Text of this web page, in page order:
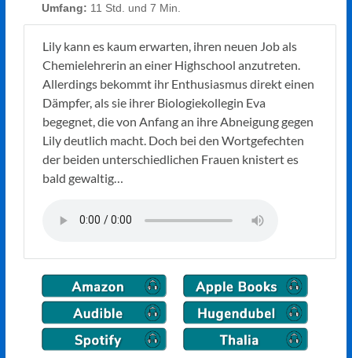
Umfang: 11 Std. und 7 Min.
Lily kann es kaum erwarten, ihren neuen Job als
Chemielehrerin an einer Highschool anzutreten.
Allerdings bekommt ihr Enthusiasmus direkt einen
Dämpfer, als sie ihrer Biologiekollegin Eva
begegnet, die von Anfang an ihre Abneigung gegen
Lily deutlich macht. Doch bei den Wortgefechten
der beiden unterschiedlichen Frauen knistert es
bald gewaltig…